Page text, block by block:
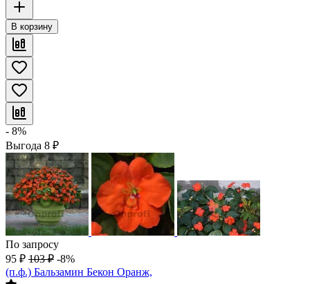
В корзину
- 8%
Выгода 8 ₽
По запросу
95 ₽ 103 ₽ -8%
(п.ф.) Бальзамин Бекон Оранж,